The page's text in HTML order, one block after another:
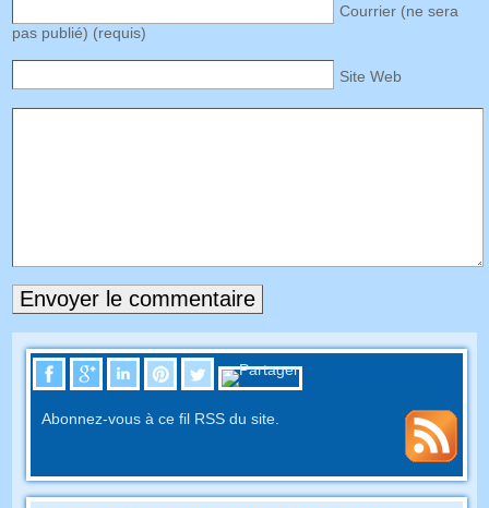
Courrier (ne sera
pas publié) (requis)
Site Web
Abonnez-vous à ce fil RSS du site.